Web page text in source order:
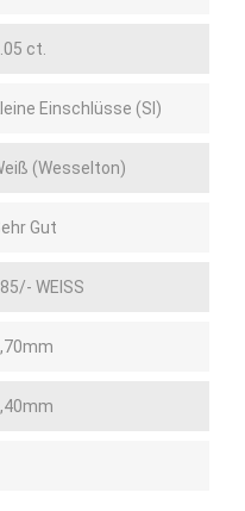
ct.
Einschlüsse (SI)
(Wesselton)
Gut
WEISS